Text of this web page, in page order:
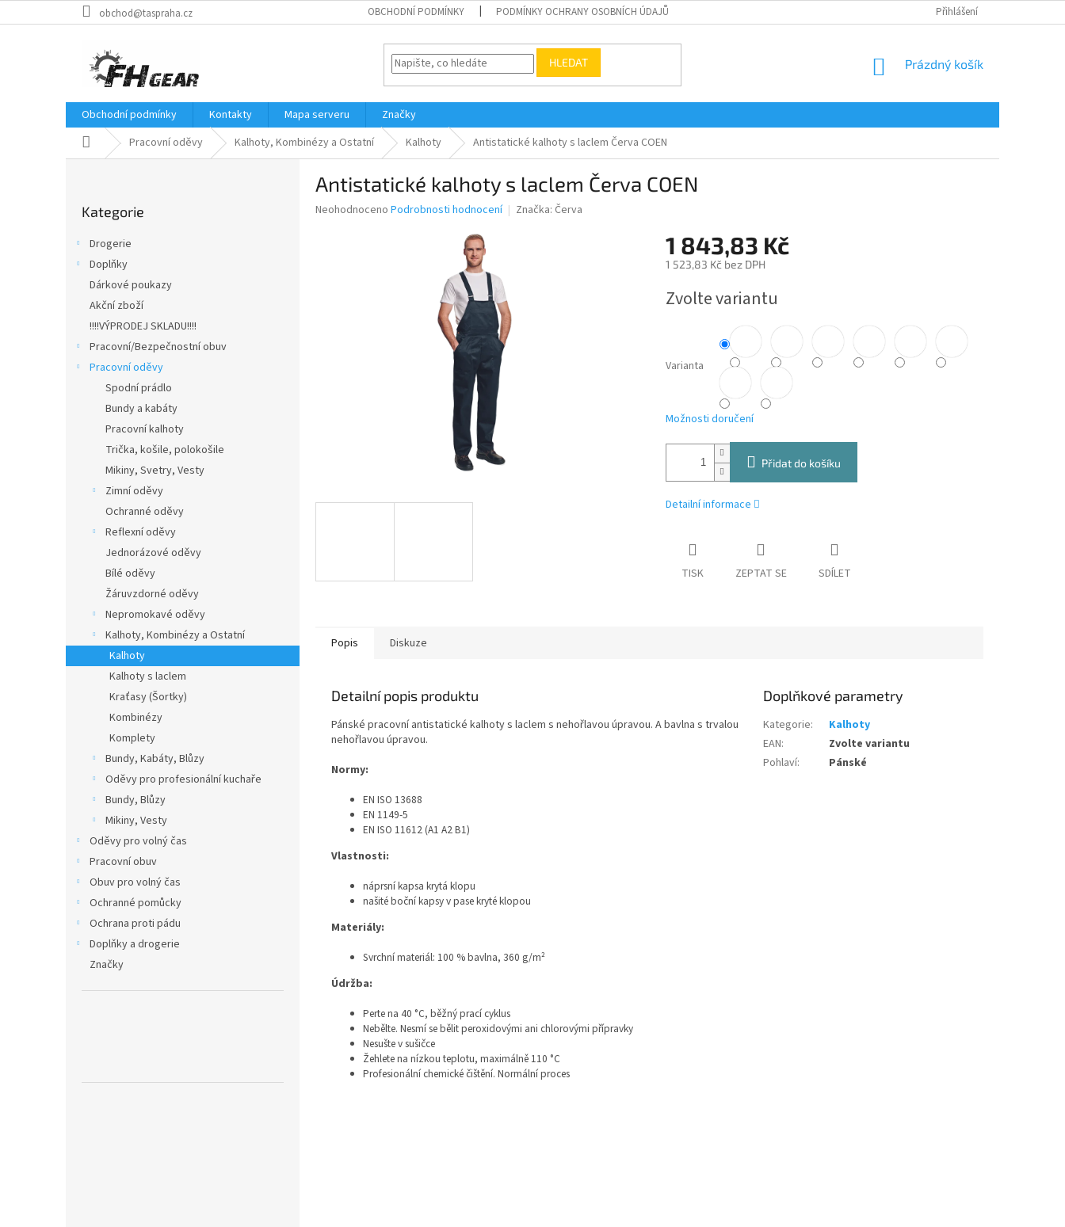
na
obchod@taspraha.cz OBCHODNÍ PODMÍNKY PODMÍNKY OCHRANY OSOBNÍCH ÚDAJŮ Přihlášení
HLEDAT
NÁKUPNÍ
Prázdný košík
Obchodní podmínky Kontakty Mapa serveru
Značky
Domů Pracovní oděvy Kalhoty, Kombinézy a Ostatní Kalhoty Antistatické kalhoty s laclem Červa COEN
kategorie
Kategorie
Drogerie
Doplňky
Dárkové poukazy
Akční zboží
!!!!VÝPRODEJ SKLADU!!!!
Pracovní/Bezpečnostní obuv
Pracovní oděvy
Spodní prádlo
Bundy a kabáty
Pracovní kalhoty
Trička, košile, polokošile
Mikiny, Svetry, Vesty
Zimní oděvy
Ochranné oděvy
Reflexní oděvy
Jednorázové oděvy
Bílé oděvy
Žáruvzdorné oděvy
Nepromokavé oděvy
Kalhoty, Kombinézy a Ostatní
Kalhoty
Kalhoty s laclem
Kraťasy (Šortky)
Kombinézy
Komplety
Bundy, Kabáty, Blůzy
Oděvy pro profesionální kuchaře
Bundy, Blůzy
Mikiny, Vesty
Oděvy pro volný čas
Pracovní obuv
Obuv pro volný čas
Ochranné pomůcky
Ochrana proti pádu
Doplňky a drogerie
Značky
Antistatické kalhoty s laclem Červa COEN
Průměrné
Neohodnoceno Podrobnosti hodnocení Značka: Červa
1 843,83 Kč
1 523,83 Kč bez DPH
cena:
Zvolte variantu
Varianta
Možnosti doručení
Přidat do košíku
Detailní informace
TISK ZEPTAT SE SDÍLET
Popis Diskuze
Detailní popis produktu
Pánské pracovní antistatické kalhoty s laclem s nehořlavou úpravou. A bavlna s trvalou
nehořlavou úpravou.
Normy:
EN ISO 13688
EN 1149-5
EN ISO 11612 (A1 A2 B1)
Vlastnosti:
náprsní kapsa krytá klopu
našité boční kapsy v pase kryté klopou
Materiály:
Svrchní materiál: 100 % bavlna, 360 g/m²
Údržba:
Perte na 40 °C, běžný prací cyklus
Nebělte. Nesmí se bělit peroxidovými ani chlorovými přípravky
Nesušte v sušičce
Žehlete na nízkou teplotu, maximálně 110 °C
Profesionální chemické čištění. Normální proces
Doplňkové parametry
Kategorie:
Kalhoty
EAN:
Zvolte variantu
Pohlaví: Pánské